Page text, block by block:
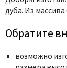
дуба. Из
Обратите
возможно